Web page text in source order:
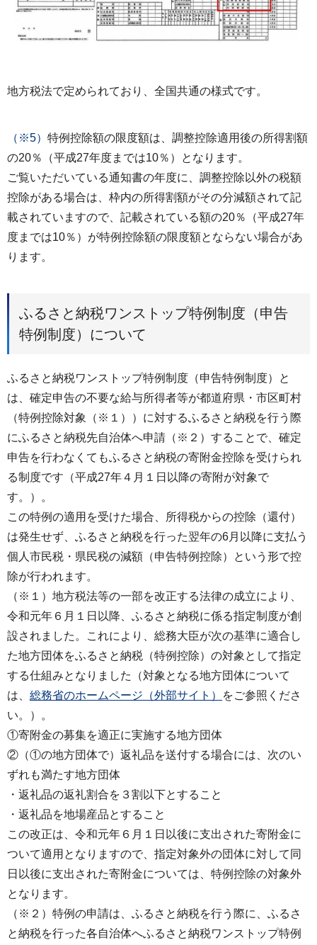
地方税法で定められており、全国共通の様式です。
（※5） 特例控除額の限度額は、調整控除適用後の所得割額
の20％（平成27年度までは10％）となります。
ご覧いただいている通知書の年度に、調整控除以外の税額
控除がある場合は、枠内の所得割額がその分減額されて記
載されていますので、記載されている額の20％（平成27年
度までは10％）が特例控除額の限度額とならない場合があ
ります。
ふるさと納税ワンストップ特例制度（申告
特例制度）について
ふるさと納税ワンストップ特例制度（申告特例制度）と
は、確定申告の不要な給与所得者等が都道府県・市区町村
（特例控除対象（※１））に対するふるさと納税を行う際
にふるさと納税先自治体へ申請（※２）することで、確定
申告を行わなくてもふるさと納税の寄附金控除を受けられ
る制度です（平成27年４月１日以降の寄附が対象で
す。）。
この特例の適用を受けた場合、所得税からの控除（還付）
は発生せず、ふるさと納税を行った翌年の6月以降に支払う
個人市民税・県民税の減額（申告特例控除）という形で控
除が行われます。
（※１）地方税法等の一部を改正する法律の成立により、
令和元年６月１日以降、ふるさと納税に係る指定制度が創
設されました。これにより、総務大臣が次の基準に適合し
た地方団体をふるさと納税（特例控除）の対象として指定
する仕組みとなりました（対象となる地方団体について
は、 総務省のホームページ（外部サイト）
をご参照くださ
い。）。
①寄附金の募集を適正に実施する地方団体
②（①の地方団体で）返礼品を送付する場合には、次のい
ずれも満たす地方団体
・返礼品の返礼割合を３割以下とすること
・返礼品を地場産品とすること
この改正は、令和元年６月１日以後に支出された寄附金に
ついて適用となりますので、指定対象外の団体に対して同
日以後に支出された寄附金については、特例控除の対象外
となります。
（※２）特例の申請は、ふるさと納税を行う際に、ふるさ
と納税を行った各自治体へふるさと納税ワンストップ特例